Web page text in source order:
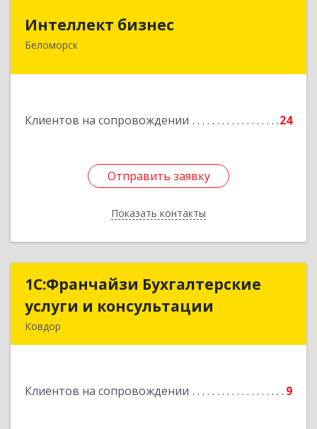
Интеллект бизнес
Беломорск
Клиентов на сопровождении 24
Отправить заявку
Показать контакты
Отправить заявку
Назад
1С:Франчайзи Бухгалтерские
услуги и консультации
Ковдор
Клиентов на сопровождении 9
1С:Франчайзи Бухгалтерские
услуги и консультации